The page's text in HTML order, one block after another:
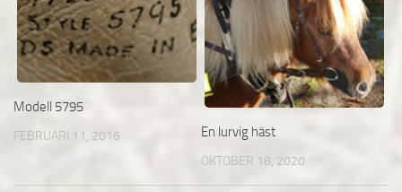
Modell 5795
FEBRUARI 11, 2016 En lurvig häst
OKTOBER 18, 2020